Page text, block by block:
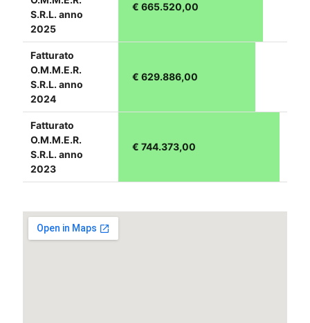
S.R.L. anno
2025
€ 665.520,00
Fatturato
O.M.M.E.R.
S.R.L. anno
2024
€ 629.886,00
Fatturato
O.M.M.E.R.
S.R.L. anno
2023
€ 744.373,00